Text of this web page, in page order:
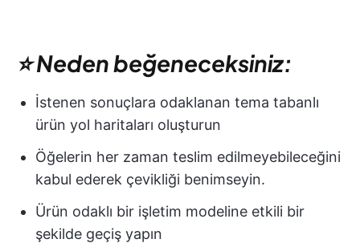
⭐ Neden beğeneceksiniz:
İstenen sonuçlara odaklanan tema tabanlı
ürün yol haritaları oluşturun
Öğelerin her zaman teslim edilmeyebileceğini
kabul ederek çevikliği benimseyin.
Ürün odaklı bir işletim modeline etkili bir
şekilde geçiş yapın